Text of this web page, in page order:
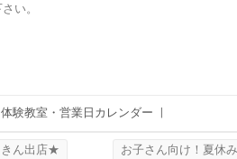
い。
体験教室・営業日カレンダー
ん出店★ お子さん向け！夏休